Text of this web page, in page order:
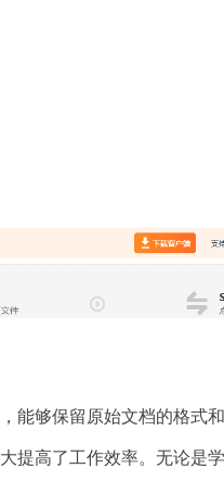
能够保留原始文档的格式
提高了工作效率。无论是